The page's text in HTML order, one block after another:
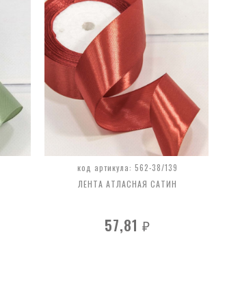
код артикула: 562-38/139
ЛЕНТА АТЛАСНАЯ САТИН
57,81₽